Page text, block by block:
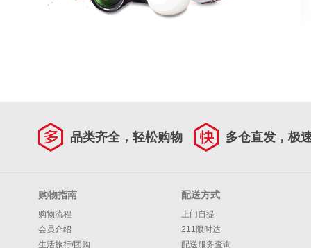
品类齐全，轻松购物 多仓直发，极
购物指南
购物流程
会员介绍
生活旅行/团购
配送方式
上门自提
211限时达
配送服务查询